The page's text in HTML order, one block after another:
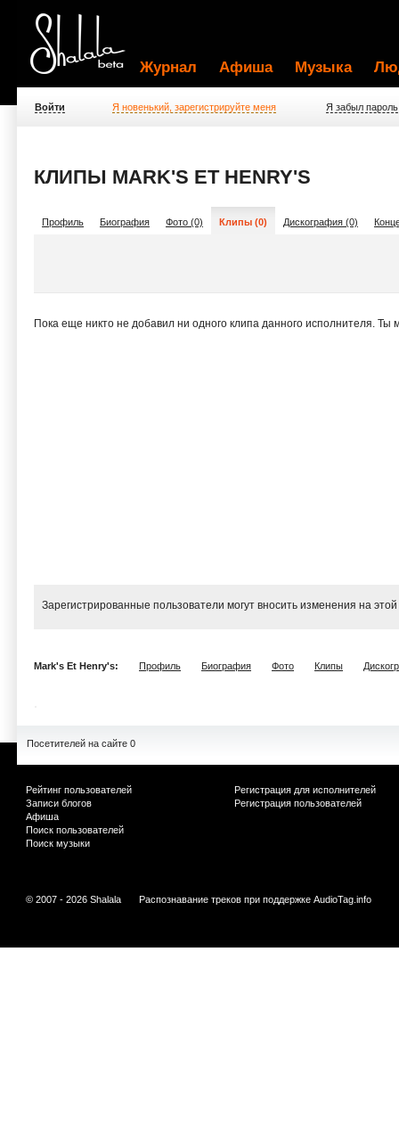
Журнал Афиша Музыка
Войти Я новенький, зарегистрируйте меня Я забыл пароль
КЛИПЫ MARK'S ET HENRY'S
Профиль Биография Фото (0) Клипы (0) Дискография (0)
Пока еще никто не добавил ни одного клипа данного исполнителя.
Зарегистрированные пользователи могут вносить изменения на
Mark's Et Henry's: Профиль Биография Фото Клипы
Посетителей на сайте 0
Рейтинг пользователей
Записи блогов
Афиша
Поиск пользователей
Поиск музыки
Регистрация для исполнителей
Регистрация пользователей
© 2007 - 2026 Shalala Распознавание треков при поддержке AudioTag.info